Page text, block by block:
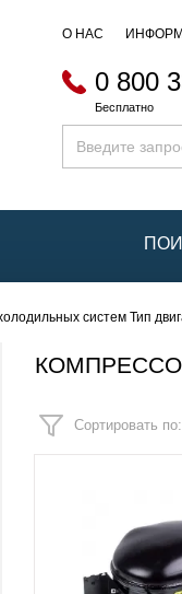
О НАС
0 800
Бесплатно
систем Тип
Сортировать по: